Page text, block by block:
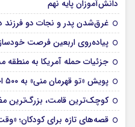
دانش‌آموزان پایه نهم
غرق‌شدن پدر و نجات دو فرزند
پیاده‌روی اربعین فرصت
جزئیات حمله آمریکا به
پویش «تو قهرمان منی» به ۵۰۰ اجرای میدانی رسید – حوزه هنری
کوچک‌ترین قامت، بزرگ‌ترین
قصه‌های تازه برای کودکان؛